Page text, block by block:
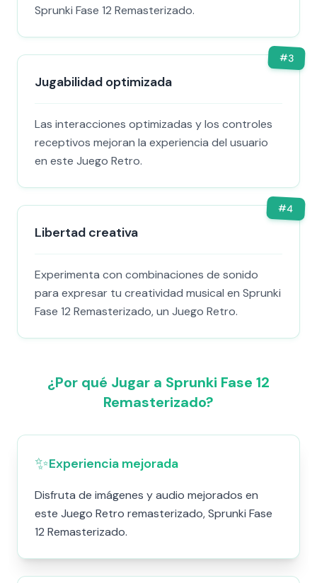
Sprunki Fase 12 Remasterizado.
#3
Jugabilidad optimizada
Las interacciones optimizadas y los controles
receptivos mejoran la experiencia del usuario
en este Juego Retro.
#4
Libertad creativa
Experimenta con combinaciones de sonido
para expresar tu creatividad musical en Sprunki
Fase 12 Remasterizado, un Juego Retro.
¿Por qué Jugar a Sprunki Fase 12
Remasterizado?
✨Experiencia mejorada
Disfruta de imágenes y audio mejorados en
este Juego Retro remasterizado, Sprunki Fase
12 Remasterizado.